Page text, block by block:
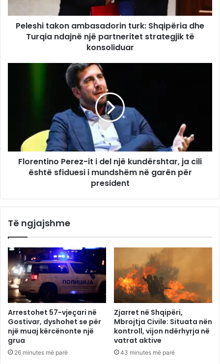
Peleshi takon ambasadorin turk: Shqipëria dhe
Turqia ndajnë një partneritet strategjik të
konsoliduar
Florentino Perez-it i del një kundërshtar, ja cili
është sfiduesi i mundshëm në garën për
president
Të ngjajshme
Arrestohet 57-vjeçari në
Gostivar, dyshohet se për
një muaj kërcënonte një
grua
26 minutes më parë
Zjarret në Shqipëri,
Mbrojtja Civile: Situata nën
kontroll, vijon ndërhyrja në
vatrat aktive
43 minutes më parë